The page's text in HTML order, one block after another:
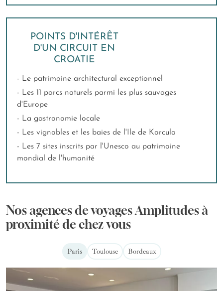
POINTS D'INTÉRÊT
D'UN CIRCUIT EN
CROATIE
- Le patrimoine architectural exceptionnel
- Les 11 parcs naturels parmi les plus sauvages
d'Europe
- La gastronomie locale
- Les vignobles et les baies de l'Ile de Korcula
- Les 7 sites inscrits par l'Unesco au patrimoine
mondial de l'humanité
Nos agences de voyages Amplitudes à
proximité de chez vous
Paris Toulouse Bordeaux